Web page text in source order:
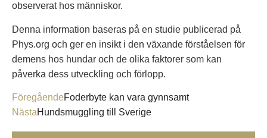
observerat hos människor.
Denna information baseras på en studie publicerad på
Phys.org och ger en insikt i den växande förståelsen för
demens hos hundar och de olika faktorer som kan
påverka dess utveckling och förlopp.
FöregåendeFoderbyte kan vara gynnsamt
NästaHundsmuggling till Sverige